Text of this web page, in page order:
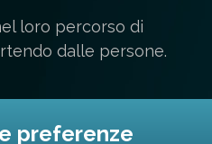
loro percorso di
dalle persone.
preferenze